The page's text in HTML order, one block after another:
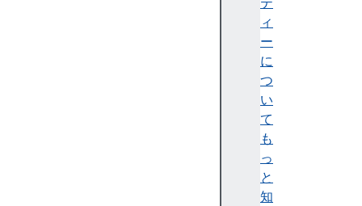
ィ
ー
に
つ
い
て
も
っ
と
知